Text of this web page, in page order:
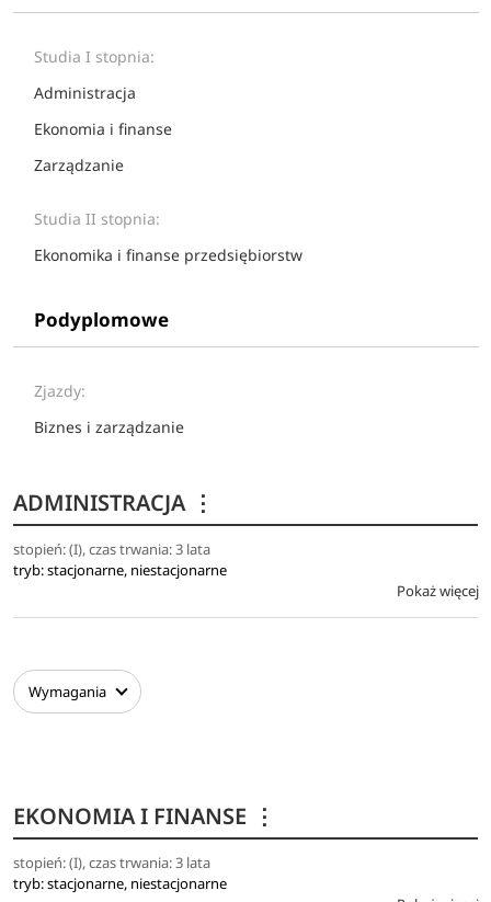
ADMINISTRACJA ⋮
stopień: (I), czas trwania: 3 lata
tryb: stacjonarne, niestacjonarne
Pokaż więcej
Wymagania
EKONOMIA I FINANSE ⋮
stopień: (I), czas trwania: 3 lata
tryb: stacjonarne, niestacjonarne
Studia I stopnia:
Administracja
Ekonomia i finanse
Zarządzanie
Studia II stopnia:
Ekonomika i finanse przedsiębiorstw
Podyplomowe
Zjazdy:
Biznes i zarządzanie